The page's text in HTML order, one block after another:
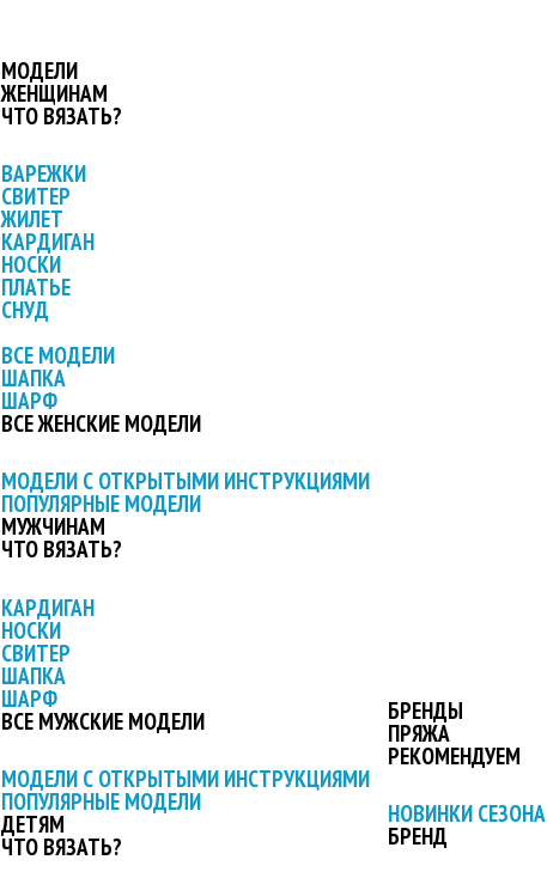
МОДЕЛИ
ЖЕНЩИНАМ
ЧТО ВЯЗАТЬ?
ВАРЕЖКИ
СВИТЕР
ЖИЛЕТ
КАРДИГАН
НОСКИ
ПЛАТЬЕ
СНУД
ВСЕ МОДЕЛИ
ШАПКА
ШАРФ
ВСЕ ЖЕНСКИЕ МОДЕЛИ
МОДЕЛИ С ОТКРЫТЫМИ ИНСТРУКЦИЯМИ
ПОПУЛЯРНЫЕ МОДЕЛИ
МУЖЧИНАМ
ЧТО ВЯЗАТЬ?
КАРДИГАН
НОСКИ
СВИТЕР
ШАПКА
ШАРФ
ВСЕ МУЖСКИЕ МОДЕЛИ
МОДЕЛИ С ОТКРЫТЫМИ ИНСТРУКЦИЯМИ
ПОПУЛЯРНЫЕ МОДЕЛИ
ДЕТЯМ
ЧТО ВЯЗАТЬ?
БРЕНДЫ
ПРЯЖА
РЕКОМЕНДУЕМ
НОВИНКИ СЕЗОНА
БРЕНД